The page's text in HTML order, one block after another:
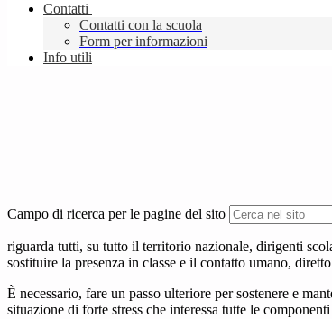
Contatti
Contatti con la scuola
Form per informazioni
Info utili
Campo di ricerca per le pagine del sito
riguarda tutti, su tutto il territorio nazionale, dirigenti
sostituire la presenza in classe e il contatto umano,
È necessario, fare un passo ulteriore per sostenere e
situazione di forte stress che interessa tutte le